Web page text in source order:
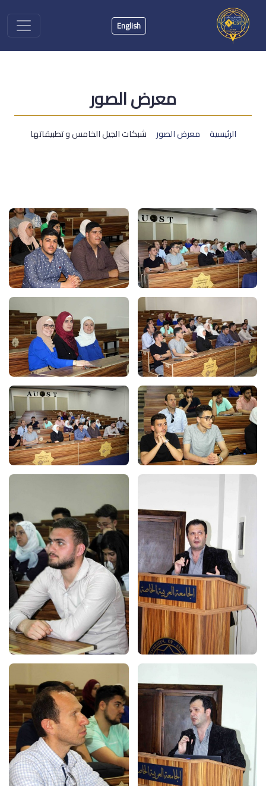
English
معرض الصور
الرئيسية معرض الصور شبكات الجيل الخامس و تطبيقاتها